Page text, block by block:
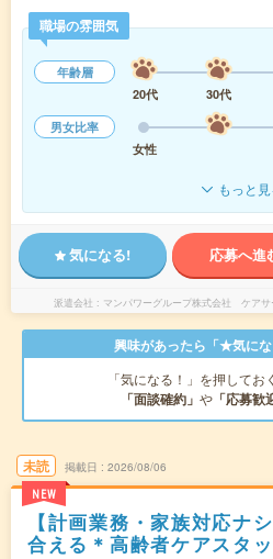
職場の雰囲気
年齢層
20代
30代
男女比率
女性
もっと
気になる! 応募へ進
派遣会社 マンパワーグループ株式会社 ケア
興味があったら「★気にな
「気になる！」を押してお
「面談確約」 や 「応募歓
未読
NEW
掲載日 2026/08/06
【計画業務・家族対応ナ
合える＊高齢者ケアスタ